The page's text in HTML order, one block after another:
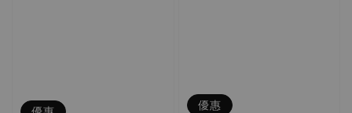
優惠